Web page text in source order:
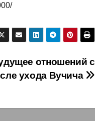
отношений с
ухода Вучича